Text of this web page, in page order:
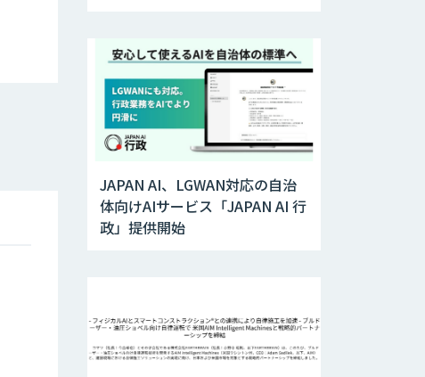
JAPAN AI、LGWAN対応の自治
体向けAIサービス「JAPAN AI 行
政」提供開始